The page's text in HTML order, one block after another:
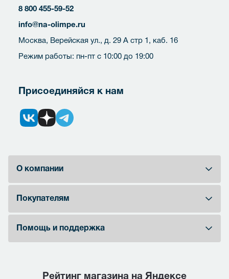
8 800 455-59-52
info@na-olimpe.ru
Москва, Верейская ул., д. 29 А стр 1, каб. 16
Режим работы: пн-пт с 10:00 до 19:00
Присоединяйся к нам
О компании
Покупателям
Помощь и поддержка
Рейтинг магазина на Яндексе